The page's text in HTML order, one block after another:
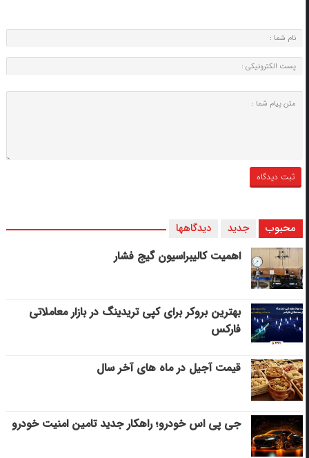
محبوب جدید دیدگاهها
اهمیت کالیبراسیون گیج فشار
بهترین بروکر برای کپی‌ تریدینگ در بازار معاملاتی
فارکس
قیمت آجیل در ماه های آخر سال
جی پی اس خودرو؛ راهکار جدید تامین امنیت خودرو